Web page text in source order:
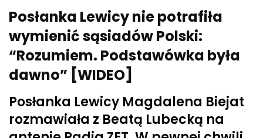
Posłanka Lewicy nie potrafiła
wymienić sąsiadów Polski:
“Rozumiem. Podstawówka była
dawno” [WIDEO]
Posłanka Lewicy Magdalena Biejat
rozmawiała z Beatą Lubecką na